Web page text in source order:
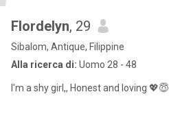
Flordelyn, 29
Sibalom, Antique, Filippine
Alla ricerca di: Uomo 28 - 48
I'm a shy girl,, Honest and loving 💖😇